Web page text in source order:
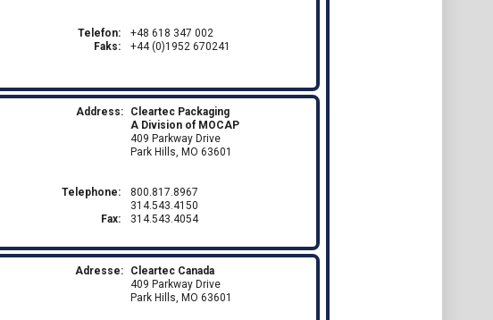
Telefon:
Faks:
+48 618 347 002
+44 (0)1952 670241
Address:
Cleartec Packaging
A Division of MOCAP
409 Parkway Drive
Park Hills, MO 63601
Telephone:
Fax:
800.817.8967
314.543.4150
314.543.4054
Adresse:
Cleartec Canada
409 Parkway Drive
Park Hills, MO 63601